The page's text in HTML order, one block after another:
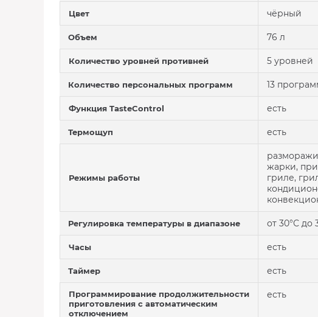
Цвет чёрный
Объем 76 л
Количество уровней противней 5 уровней
Количество персональных программ 13
Функция TasteControl есть
Термощуп есть
Режимы работы
жарки,
гриле,
Регулировка температуры в диапазоне от 30°С до
Часы есть
Таймер есть
Программирование продолжительности
приготовления с автоматическим
отключением
есть